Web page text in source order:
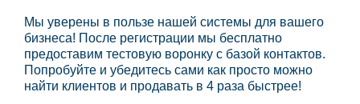
Мы уверены в пользе нашей системы для вашего
бизнеса! После регистрации мы бесплатно
предоставим тестовую воронку с базой контактов.
Попробуйте и убедитесь сами как просто можно
найти клиентов и продавать в 4 раза быстрее!